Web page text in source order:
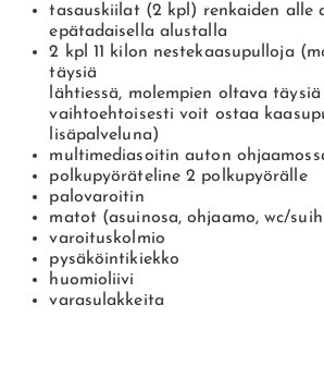
tasauskiilat (2 kpl) renkaiden alle
epätadaisella alustalla
2 kpl 11 kilon nestekaasupulloja
täysiä
lähtiessä, molempien oltava
vaihtoehtoisesti voit ostaa
lisäpalveluna)
multimediasoitin auton
polkupyöräteline 2 polkupyörälle
palovaroitin
matot (asuinosa, ohjaamo, wc/
varoituskolmio
pysäköintikiekko
huomioliivi
varasulakkeita